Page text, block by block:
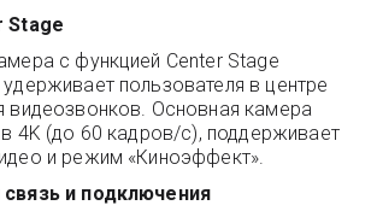
Stage
с функцией Center Stage
пользователя в центре
видеозвонков. Основная камера
4K (до 60 кадров/с), поддерживает
и режим «Киноэффект».
и подключения